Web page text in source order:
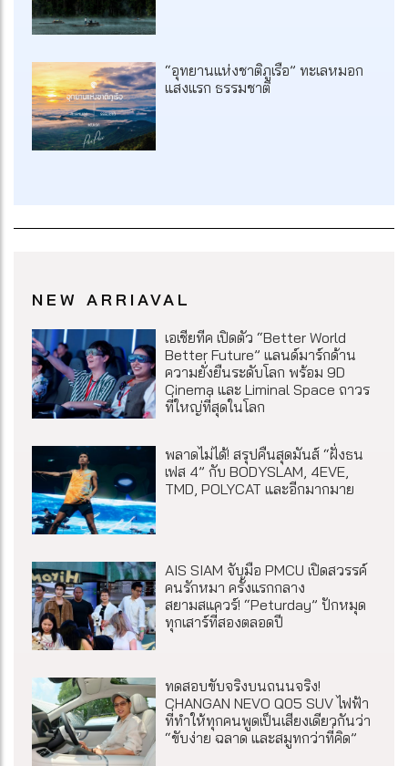
“อุทยานแห่งชาติภูเรือ” ทะเลหมอก
แสงแรก ธรรมชาติ
NEW ARRIAVAL
เอเชียทีค เปิดตัว “Better World
Better Future” แลนด์มาร์กด้าน
ความยั่งยืนระดับโลก พร้อม 9D
Cinema และ Liminal Space ถาวร
ที่ใหญ่ที่สุดในโลก
พลาดไม่ได้! สรุปคืนสุดมันส์ “ฝั่งธน
เฟส 4” กับ BODYSLAM, 4EVE,
TMD, POLYCAT และอีกมากมาย
AIS SIAM จับมือ PMCU เปิดสวรรค์
คนรักหมา ครั้งแรกกลาง
สยามสแควร์! “Peturday” ปักหมุด
ทุกเสาร์ที่สองตลอดปี
ทดสอบขับจริงบนถนนจริง!
CHANGAN NEVO Q05 SUV ไฟฟ้า
ที่ทำให้ทุกคนพูดเป็นเสียงเดียวกันว่า
“ขับง่าย ฉลาด และสมูทกว่าที่คิด”